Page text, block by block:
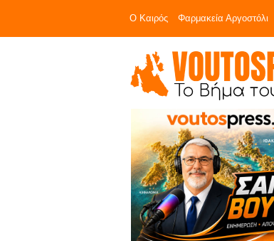
Ο Καιρός Φαρμακεία Αργοστόλι